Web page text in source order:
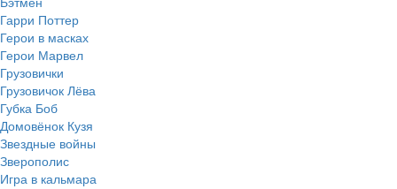
Гарри Поттер
Герои в масках
Герои Марвел
Грузовички
Грузовичок Лёва
Губка Боб
Домовёнок Кузя
Звездные войны
Зверополис
Игра в кальмара